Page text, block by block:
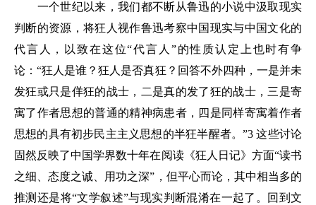
一个世纪以来，我们都不断从鲁迅的小说中汲取现实
判断的资源，将狂人视作鲁迅考察中国现实与中国文化的
代言人，以致在这位“代言人”的性质认定上也时有争
论：“狂人是谁？狂人是否真狂？回答不外四种，一是并未
发狂或只是佯狂的战士，二是真的发了狂的战士，三是寄
寓了作者思想的普通的精神病患者，四是同样寄寓着作者
思想的具有初步民主主义思想的半狂半醒者。”3 这些讨论
固然反映了中国学界数十年在阅读《狂人日记》方面“读书
之细、态度之诚、用功之深”，但平心而论，其中相当多的
推测还是将“文学叙述”与现实判断混淆在一起了。回到文